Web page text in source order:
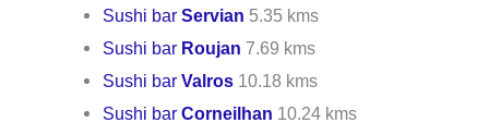
Sushi barServian 5.35 kms
Sushi bar Roujan 7.69 kms
Sushi barValros 10.18 kms
Sushi barCorneilhan 10.24 kms